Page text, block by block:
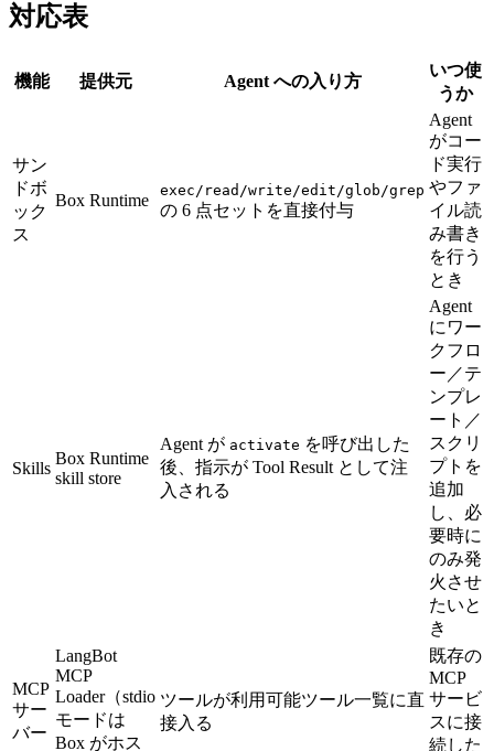
対応表
機能 提供元 Agent への入り方
いつ使
うか
サン
ドボ
ック
ス
Box Runtime
exec/read/write/edit/glob/grep
の 6 点セットを直接付与
Agent
がコー
ド実行
やファ
イル読
み書き
を行う
とき
Skills
Box Runtime
skill store
Agent が activate を呼び出した
後、指示が Tool Result として注
入される
Agent
にワー
クフロ
ー／テ
ンプレ
ート／
スクリ
プトを
追加
し、必
要時に
のみ発
火させ
たいと
き
MCP
サー
バー
LangBot
MCP
Loader（stdio
モードは
Box がホス
ツールが利用可能ツール一覧に直
接入る
既存の
MCP
サービ
スに接
続した